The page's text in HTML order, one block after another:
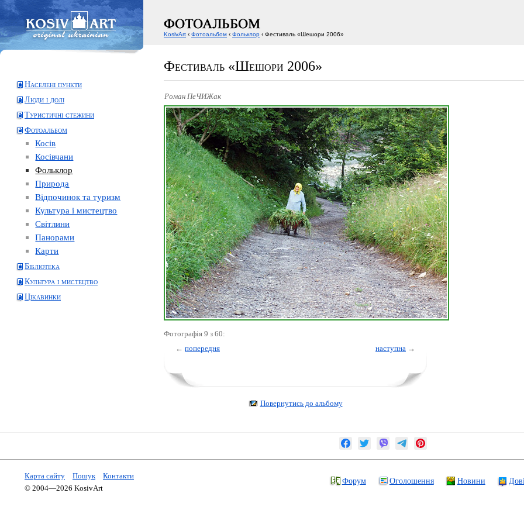
Фестиваль «Шешори 2006»
Населені пункти
Люди і долі
Туристичні стежини
Фотоальбом
Косів
Косівчани
Фольклор
Природа
Відпочинок та туризм
Культура і мистецтво
Світлини
Панорами
Карти
Бібліотека
Культура і мистецтво
Цікавинки
Роман ПеЧИЖак
Фотографія 9 з 60:
← попередня наступна →
Повернутись до альбому
KosivArt ‹ Фотоальбом ‹ Фольклор ‹ Фестиваль «Шешори 2006»
Карта сайту Пошук
Контакти
© 2004—2026 KosivArt
Форум Оголошення Новини